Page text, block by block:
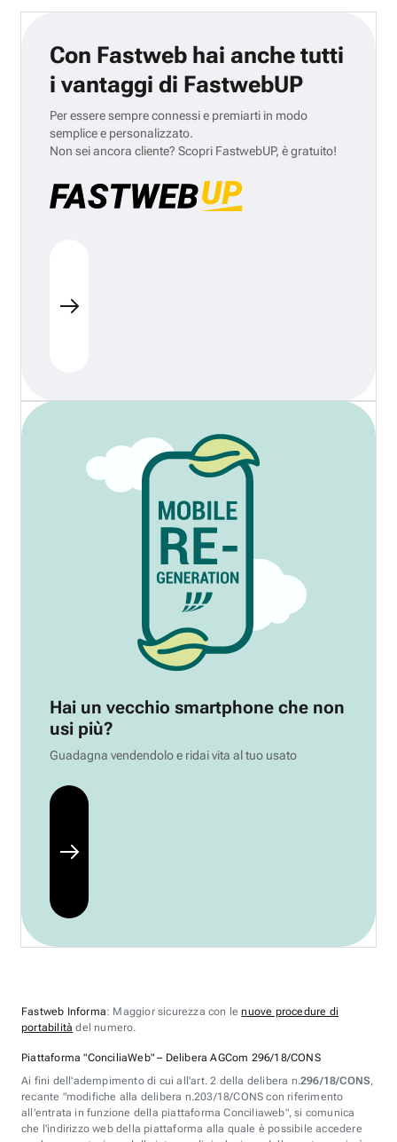
Con Fastweb hai anche tutti
i vantaggi di FastwebUP
Per essere sempre connessi e premiarti in modo
semplice e personalizzato.
Non sei ancora cliente? Scopri FastwebUP, è gratuito!
Hai un vecchio smartphone che non
usi più?
Guadagna vendendolo e ridai vita al tuo usato
Fastweb Informa: Maggior sicurezza con lenuove procedure di
portabilità del numero.
Piattaforma "ConciliaWeb" – Delibera AGCom 296/18/CONS
Ai fini dell'adempimento di cui all'art. 2 della delibera n.296/18/CONS,
recante "modifiche alla delibera n.203/18/CONS con riferimento
all'entrata in funzione della piattaforma Conciliaweb", si comunica
che l'indirizzo web della piattaforma alla quale è possibile accedere